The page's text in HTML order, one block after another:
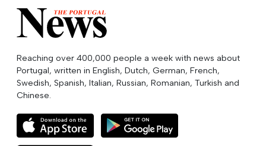
Reaching over 400,000 people a week with news about
Portugal, written in English, Dutch, German, French,
Swedish, Spanish, Italian, Russian, Romanian, Turkish and
Chinese.